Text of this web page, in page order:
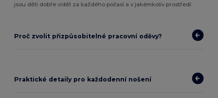
jsou děti dobře vidět za každého počasí a v jakémkoliv prostředí.
Proč zvolit přizpůsobitelné pracovní oděvy?
Praktické detaily pro každodenní nošení